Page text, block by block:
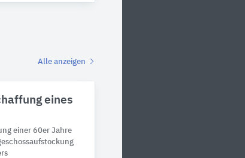
Alle anzeigen
eines
einer 60er Jahre